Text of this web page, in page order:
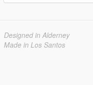
Designed in Alderney
Made in Los Santos